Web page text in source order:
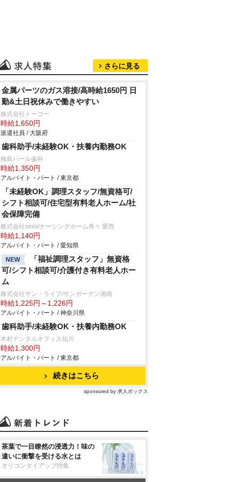
さらに見る
金属パーツのガス溶接/高時給1650円 日
勤&土日祝休みで働きやすい
株式会社トーコー
時給1,650円
派遣社員 / 大阪府
歯科助手/未経験OK・扶養内勤務OK
梅島パール歯科
時給1,350円
アルバイト・パート / 東京都
「未経験OK」調理スタッフ/無資格可/
シフト相談可/住宅型有料老人ホーム/社
会保障完備
株式会社smis/ナーシングホーム寿々 愛西
時給1,140円
アルバイト・パート / 愛知県
NEW
「福祉調理スタッフ」無資格
可/シフト相談可/介護付き有料老人ホー
ム
株式会社サン・ライフ/サンガーデン湘南
時給1,225円～1,226円
アルバイト・パート / 神奈川県
歯科助手/未経験OK・扶養内勤務OK
木村デンタルオフィス仙川
時給1,300円
アルバイト・パート / 東京都
続きはこちら
sponsored by 求人ボックス
茶葉で一目瞭然の浸透力！味の
違いに衝撃を受ける水とは
オリコンタイアップ特集